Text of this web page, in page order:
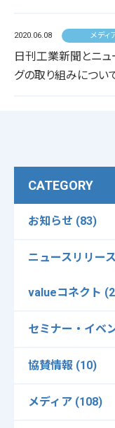
2020.06.08 メディ
日刊工業新聞とニュ
グの取り組みについ
CATEGORY
お知らせ (83)
ニュースリリー
valueコネクト
セミナー・イベ
協賛情報 (10)
メディア (108)